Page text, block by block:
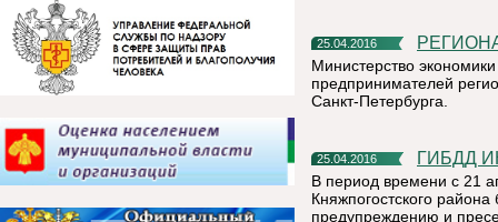
25.04.2016
Министерство
предпринимателей
Санкт-Петербурга.
25.04.2016 ГИБДД
В период времени с 21
Княжпогостского
предупреждению и